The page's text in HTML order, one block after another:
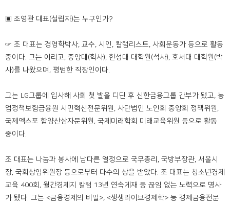
▣ 조영관 대표(설립자)는 누구인가?
☞ 조 대표는 경영학박사, 교수, 시인, 칼럼리스트, 사회운동가 등으로 활동
중이다. 그는 이리고, 중앙대(학사), 한성대 대학원(석사), 호서대 대학원(박
사)를 나왔으며, 평범한 직장인이다.
그는 LG그룹에 입사해 사회 첫 발을 디딘 후 신한금융그룹 간부가 됐고, 농
업정책보험금융원 시민혁신전문위원, 사단법인 노인회 중앙회 정책위원,
국제엑스포 함양산삼자문위원, 국제미래학회 미래교육위원 등으로 활동
중이다.
조 대표는 나눔과 봉사에 남다른 열정으로 국무총리, 국방부장관, 서울시
장, 국회상임위원장 등으로부터 다수의 상을 받았다. 조 대표는 청소년경제
교육 400회, 월간경제지 칼럼 13년 연속게재 등 끊임 없는 노력으로 명사
가 됐다. 그는 <금융경제의 비밀>, <생생라이브경제학> 등 경제금융전문